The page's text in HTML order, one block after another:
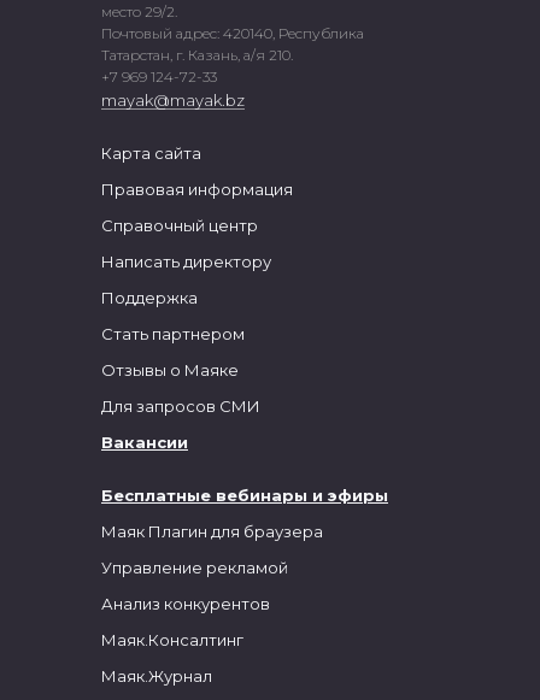
место 29/2.
Почтовый адрес: 420140, Республика
Татарстан, г. Казань, а/я 210.
+7 969 124-72-33
mayak@mayak.bz
Бесплатные вебинары и эфиры
Маяк Плагин для браузера
Управление рекламой
Анализ конкурентов
Маяк.Консалтинг
Маяк.Журнал
Карта сайта
Правовая информация
Справочный центр
Написать директору
Поддержка
Стать партнером
Отзывы о Маяке
Для запросов СМИ
Вакансии